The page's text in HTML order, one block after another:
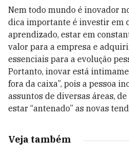
Nem todo mundo é inovador
dica importante é investir em
aprendizado, estar em
valor para a empresa e
essenciais para a evolução
Portanto, inovar está
fora da caixa”, pois a pessoa
assuntos de diversas áreas,
estar “antenado” as novas
Veja também